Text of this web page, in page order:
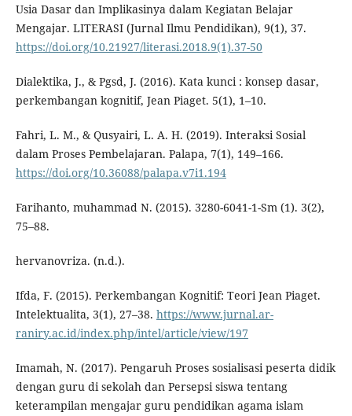
Usia Dasar dan Implikasinya dalam Kegiatan Belajar
Mengajar. LITERASI (Jurnal Ilmu Pendidikan), 9(1), 37.
https://doi.org/10.21927/literasi.2018.9(1).37-50
Dialektika, J., & Pgsd, J. (2016). Kata kunci : konsep dasar,
perkembangan kognitif, Jean Piaget. 5(1), 1–10.
Fahri, L. M., & Qusyairi, L. A. H. (2019). Interaksi Sosial
dalam Proses Pembelajaran. Palapa, 7(1), 149–166.
https://doi.org/10.36088/palapa.v7i1.194
Farihanto, muhammad N. (2015). 3280-6041-1-Sm (1). 3(2),
75–88.
hervanovriza. (n.d.).
Ifda, F. (2015). Perkembangan Kognitif: Teori Jean Piaget.
Intelektualita, 3(1), 27–38. https://www.jurnal.ar-
raniry.ac.id/index.php/intel/article/view/197
Imamah, N. (2017). Pengaruh Proses sosialisasi peserta didik
dengan guru di sekolah dan Persepsi siswa tentang
keterampilan mengajar guru pendidikan agama islam